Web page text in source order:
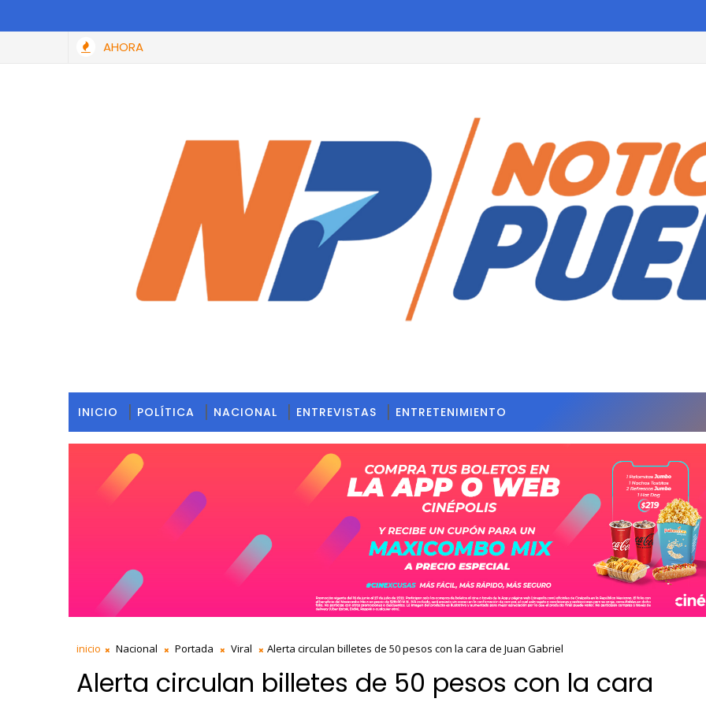
AHORA
INICIO POLÍTICA NACIONAL ENTREVISTAS ENTRETENIMIENTO
inicio Nacional Portada Viral Alerta circulan billetes de 50 pesos con la cara de Juan Gabriel
Alerta circulan billetes de 50 pesos con la cara